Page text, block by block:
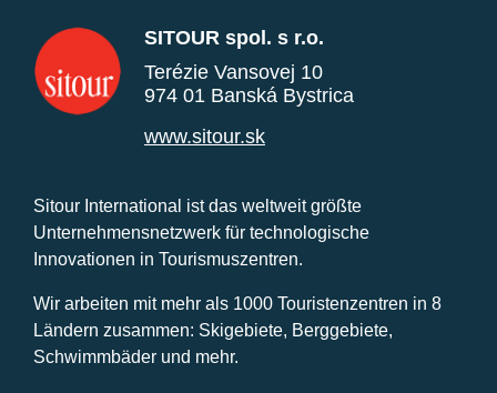
SITOUR spol. s r.o.
Terézie Vansovej 10
974 01 Banská Bystrica
www.sitour.sk
Sitour International ist das weltweit größte
Unternehmensnetzwerk für technologische
Innovationen in Tourismuszentren.
Wir arbeiten mit mehr als 1000 Touristenzentren in 8
Ländern zusammen: Skigebiete, Berggebiete,
Schwimmbäder und mehr.